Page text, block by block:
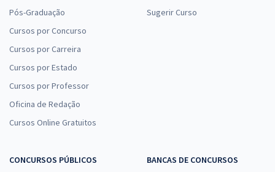
Pós-Graduação
Cursos por Concurso
Cursos por Carreira
Cursos por Estado
Cursos por Professor
Oficina de Redação
Cursos Online Gratuitos
Sugerir Curso
CONCURSOS PÚBLICOS
BANCAS DE CONCURSOS